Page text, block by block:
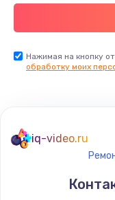
Нажимая на кнопку
обработку моих
iq-video.ru